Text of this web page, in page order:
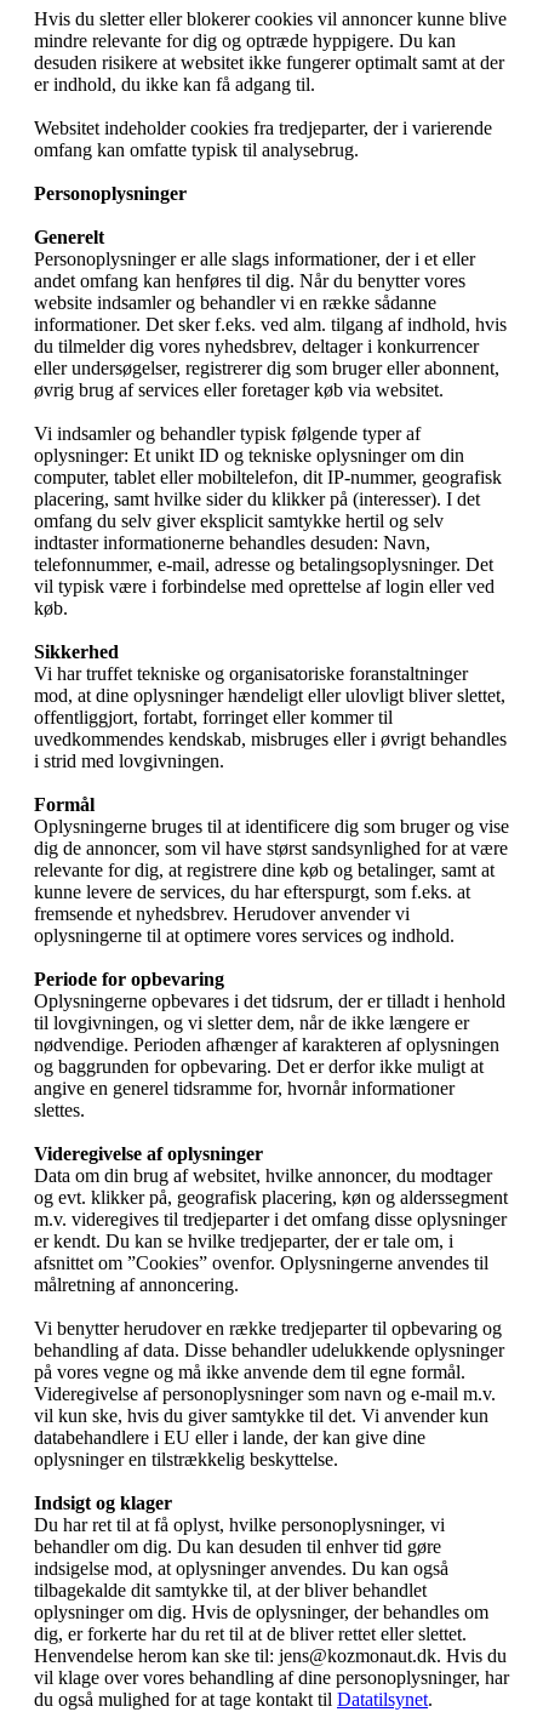
Hvis du sletter eller blokerer cookies vil annoncer kunne blive
mindre relevante for dig og optræde hyppigere. Du kan
desuden risikere at websitet ikke fungerer optimalt samt at der
er indhold, du ikke kan få adgang til.
Websitet indeholder cookies fra tredjeparter, der i varierende
omfang kan omfatte typisk til analysebrug.
Personoplysninger
Generelt
Personoplysninger er alle slags informationer, der i et eller
andet omfang kan henføres til dig. Når du benytter vores
website indsamler og behandler vi en række sådanne
informationer. Det sker f.eks. ved alm. tilgang af indhold, hvis
du tilmelder dig vores nyhedsbrev, deltager i konkurrencer
eller undersøgelser, registrerer dig som bruger eller abonnent,
øvrig brug af services eller foretager køb via websitet.
Vi indsamler og behandler typisk følgende typer af
oplysninger: Et unikt ID og tekniske oplysninger om din
computer, tablet eller mobiltelefon, dit IP-nummer, geografisk
placering, samt hvilke sider du klikker på (interesser). I det
omfang du selv giver eksplicit samtykke hertil og selv
indtaster informationerne behandles desuden: Navn,
telefonnummer, e-mail, adresse og betalingsoplysninger. Det
vil typisk være i forbindelse med oprettelse af login eller ved
køb.
Sikkerhed
Vi har truffet tekniske og organisatoriske foranstaltninger
mod, at dine oplysninger hændeligt eller ulovligt bliver slettet,
offentliggjort, fortabt, forringet eller kommer til
uvedkommendes kendskab, misbruges eller i øvrigt behandles
i strid med lovgivningen.
Formål
Oplysningerne bruges til at identificere dig som bruger og vise
dig de annoncer, som vil have størst sandsynlighed for at være
relevante for dig, at registrere dine køb og betalinger, samt at
kunne levere de services, du har efterspurgt, som f.eks. at
fremsende et nyhedsbrev. Herudover anvender vi
oplysningerne til at optimere vores services og indhold.
Periode for opbevaring
Oplysningerne opbevares i det tidsrum, der er tilladt i henhold
til lovgivningen, og vi sletter dem, når de ikke længere er
nødvendige. Perioden afhænger af karakteren af oplysningen
og baggrunden for opbevaring. Det er derfor ikke muligt at
angive en generel tidsramme for, hvornår informationer
slettes.
Videregivelse af oplysninger
Data om din brug af websitet, hvilke annoncer, du modtager
og evt. klikker på, geografisk placering, køn og alderssegment
m.v. videregives til tredjeparter i det omfang disse oplysninger
er kendt. Du kan se hvilke tredjeparter, der er tale om, i
afsnittet om ”Cookies” ovenfor. Oplysningerne anvendes til
målretning af annoncering.
Vi benytter herudover en række tredjeparter til opbevaring og
behandling af data. Disse behandler udelukkende oplysninger
på vores vegne og må ikke anvende dem til egne formål.
Videregivelse af personoplysninger som navn og e-mail m.v.
vil kun ske, hvis du giver samtykke til det. Vi anvender kun
databehandlere i EU eller i lande, der kan give dine
oplysninger en tilstrækkelig beskyttelse.
Indsigt og klager
Du har ret til at få oplyst, hvilke personoplysninger, vi
behandler om dig. Du kan desuden til enhver tid gøre
indsigelse mod, at oplysninger anvendes. Du kan også
tilbagekalde dit samtykke til, at der bliver behandlet
oplysninger om dig. Hvis de oplysninger, der behandles om
dig, er forkerte har du ret til at de bliver rettet eller slettet.
Henvendelse herom kan ske til: jens@kozmonaut.dk. Hvis du
vil klage over vores behandling af dine personoplysninger, har
du også mulighed for at tage kontakt til Datatilsynet.